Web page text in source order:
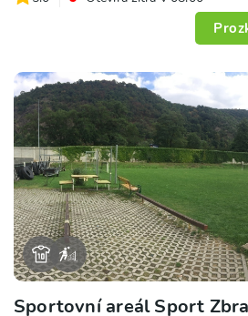
Sportovní areál Sport